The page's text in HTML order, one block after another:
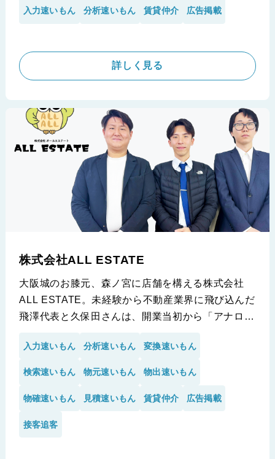
し、「速いもん」シリーズを導入し、ポータルサイ
的なツール活用により、高い鮮度の物件情報を維持
しながら、残業のない効率的な働き方を実現してい
※イエマルプラス合同会社様の導入事例です。
入力速いもん 分析速いもん 賃貸仲介 広告掲載
詳しく見る
株式会社ALL ESTATE
大阪城のお膝元、森ノ宮に店舗を構える株式会社
ALL ESTATE。未経験から不動産業界に飛び込んだ
飛澤代表と久保田さんは、開業当初から「アナログ
競合がひしめく大阪エリアで、いかにして「2名体
制・2年で5,000件」もの物件登録を実現し、反響
シリーズを駆使した超効率的運用についてお話を伺
入力速いもん 分析速いもん 変換速いもん
検索速いもん 物元速いもん 物出速いもん
物確速いもん 見積速いもん 賃貸仲介 広告掲載
接客追客